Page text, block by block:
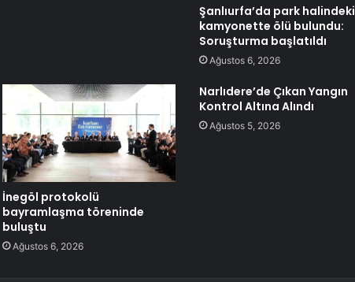
Şanlıurfa’da park halindeki
kamyonette ölü bulundu:
Soruşturma başlatıldı
Ağustos 6, 2026
İnegöl protokolü
bayramlaşma töreninde
buluştu
Ağustos 6, 2026
Narlıdere’de Çıkan Yangın
Kontrol Altına Alındı
Ağustos 5, 2026